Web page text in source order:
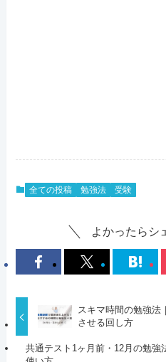
全ての投稿 勉強法 受験
よかったらシ
スキマ時間の勉強法
させる回し方
共通テスト1ヶ月前・12月の勉強